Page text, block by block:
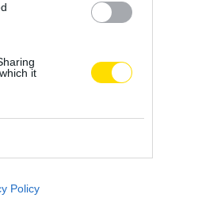
it
Policy
(DGS)
de água,
em
maior